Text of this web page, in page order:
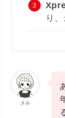
り
きみ